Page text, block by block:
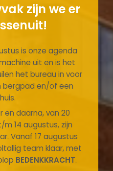
zijn we er
is onze agenda
uit en is het
het bureau in voor
bergpad en/of een
en daarna, van 20
14 augustus, zijn
Vanaf 17 augustus
team klaar, met
BEDENKKRACHT.